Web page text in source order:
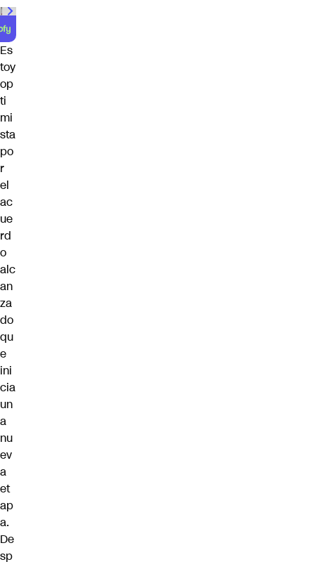
Es
toy
op
ti
mi
sta
po
r
el
ac
ue
rd
o
alc
an
za
do
qu
e
ini
cia
un
a
nu
ev
a
et
ap
a.
De
sp